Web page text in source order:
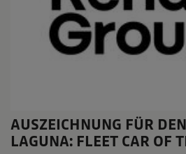
AUSZEICHNUNG FÜR
LAGUNA: FLEET CAR OF